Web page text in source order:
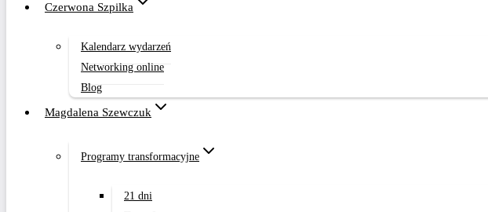
Czerwona Szpilka
Kalendarz wydarzeń
Networking online
Blog
Magdalena Szewczuk
Programy transformacyjne
21 dni